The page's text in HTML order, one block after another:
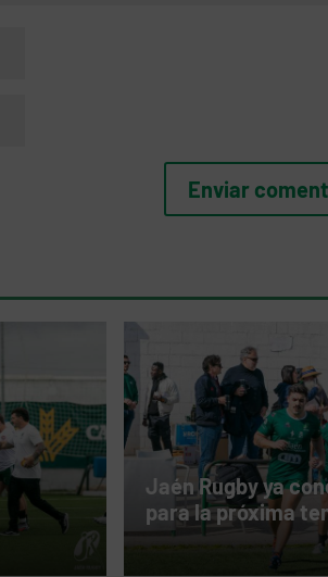
Jaén Rugby ya
para la próxima